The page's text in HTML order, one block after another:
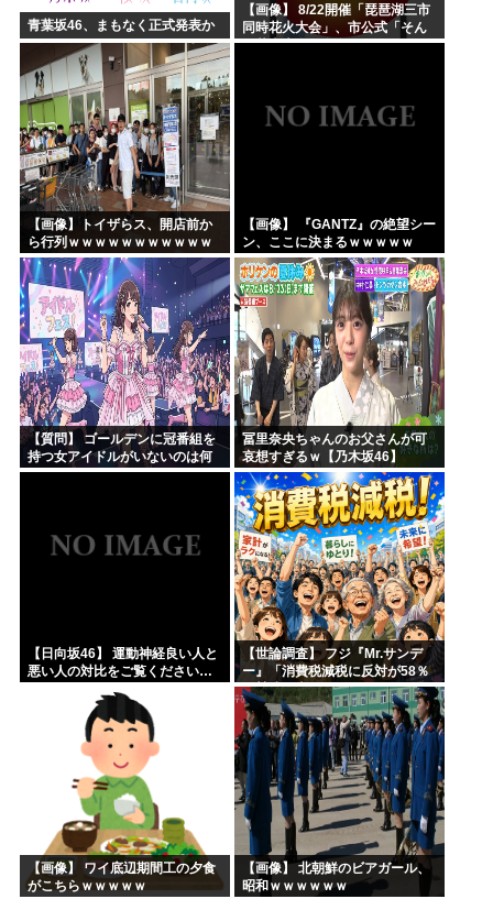
青葉坂46、まもなく正式発表か
【画像】 8/22開催「琵琶湖三市
同時花火大会」、市公式「そん
な花火大会は存在しない」→
【画像】トイザらス、開店前か
ら行列ｗｗｗｗｗｗｗｗｗｗｗ
ｗｗｗｗｗ
【画像】 『GANTZ』の絶望シー
ン、ここに決まるｗｗｗｗｗ
【質問】 ゴールデンに冠番組を
持つ女アイドルがいないのは何
故なのか？
冨里奈央ちゃんのお父さんが可
哀想すぎるｗ【乃木坂46】
【日向坂46】 運動神経良い人と
悪い人の対比をご覧ください…
【世論調査】 フジ『Mr.サンデ
ー』「消費税減税に反対が58％
で賛成を上回る！」 → ｗｗｗｗ
ｗｗｗｗｗｗｗｗｗｗｗｗ
【画像】 ワイ底辺期間工の夕食
がこちらｗｗｗｗｗ
【画像】 北朝鮮のビアガール、
昭和ｗｗｗｗｗｗ